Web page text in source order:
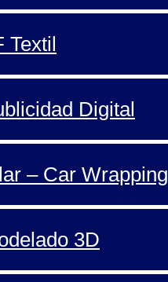
Textil
Digital
– Car Wrapping
3D